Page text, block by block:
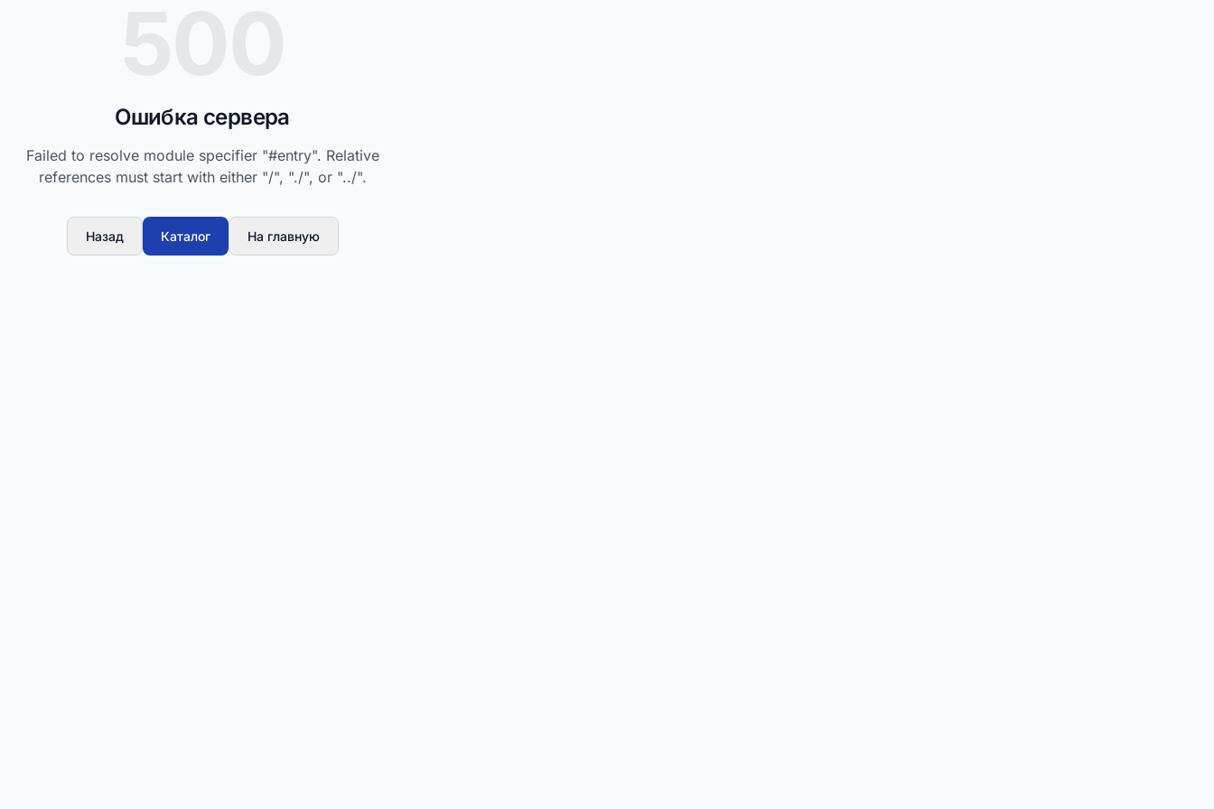
Ошибка сервера
Failed to resolve module specifier "#entry". Relative
references must start with either "/", "./", or "../".
Назад Каталог На главную